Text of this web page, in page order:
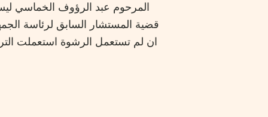
المرحوم عبد الرؤوف الخماسي
قضية المستشار السابق لرئاسة
ان لم تستعمل الرشوة استعملت